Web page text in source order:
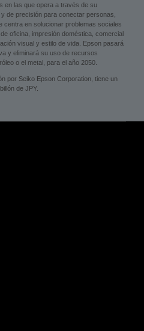
en las que opera a través de su
de precisión para conectar personas,
centra en solucionar problemas sociales
oficina, impresión doméstica, comercial
visual y estilo de vida. Epson pasará
y eliminará su uso de recursos
o el metal, para el año 2050.
por Seiko Epson Corporation, tiene un
de JPY.